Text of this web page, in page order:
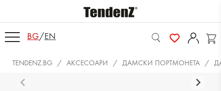
BG/EN
TENDENZ.BG АКСЕСОАРИ ДАМСКИ ПОРТМОНЕТА